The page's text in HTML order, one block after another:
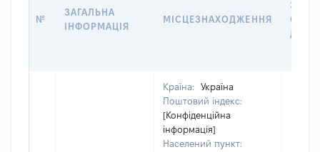
№
ЗАГАЛЬНА
ІНФОРМАЦІЯ
МІСЦЕЗНАХОДЖЕННЯ
Країна:
Україна
Поштовий індекс:
[Конфіденційна
інформація]
Населений пункт: